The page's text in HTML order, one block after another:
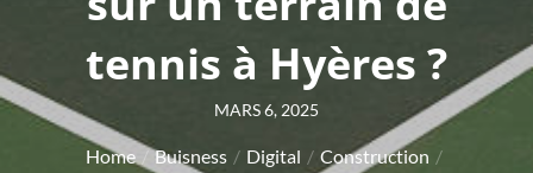
tennis à Hyères ?
Posted
MARS 6, 2025
Home Buisness Digital
Construction